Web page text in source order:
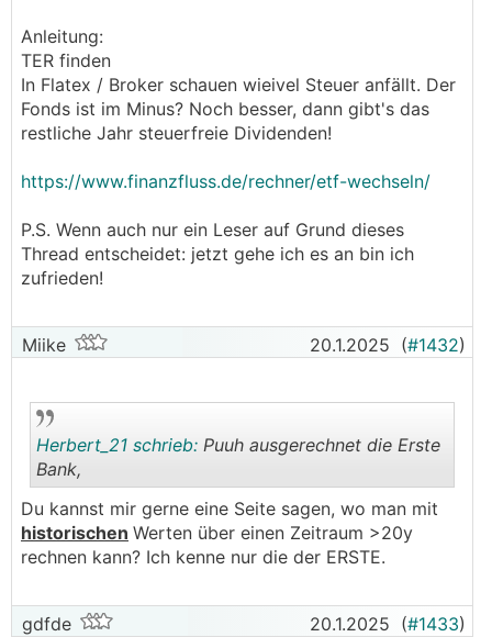
Anleitung:
TER finden
In Flatex / Broker schauen wieivel Steuer anfällt. Der
Fonds ist im Minus? Noch besser, dann gibt's das
restliche Jahr steuerfreie Dividenden!
https://www.finanzfluss.de/rechner/etf-wechseln/
P.S. Wenn auch nur ein Leser auf Grund dieses
Thread entscheidet: jetzt gehe ich es an bin ich
zufrieden!
Miike 20.1.2025 (#1432)
..
Herbert_21 schrieb: Puuh ausgerechnet die Erste
Bank,
Du kannst mir gerne eine Seite sagen, wo man mit
historischen Werten über einen Zeitraum >20y
rechnen kann? Ich kenne nur die der ERSTE.
gdfde 20.1.2025 (#1433)